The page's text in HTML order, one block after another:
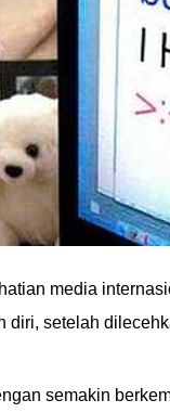
media
diri, setelah
semakin